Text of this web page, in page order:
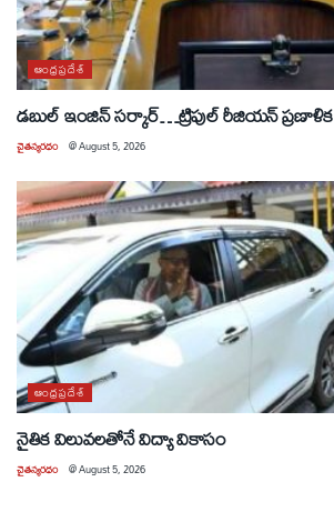
ఆంధ్రప్రదేశ్
డబుల్ ఇంజిన్ సర్కార్…ట్రిపుల్ రీజియన్ ప్రణాళిక
చైతన్యరధం @August 5, 2026
ఆంధ్రప్రదేశ్
నైతిక విలువలతోనే విద్యా వికాసం
చైతన్యరధం @August 5, 2026